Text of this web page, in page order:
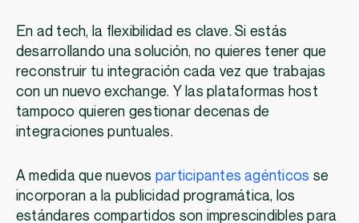
En ad tech, la flexibilidad es clave. Si estás
desarrollando una solución, no quieres tener que
reconstruir tu integración cada vez que trabajas
con un nuevo exchange. Y las plataformas host
tampoco quieren gestionar decenas de
integraciones puntuales.
A medida que nuevos participantes agénticos se
incorporan a la publicidad programática, los
estándares compartidos son imprescindibles para